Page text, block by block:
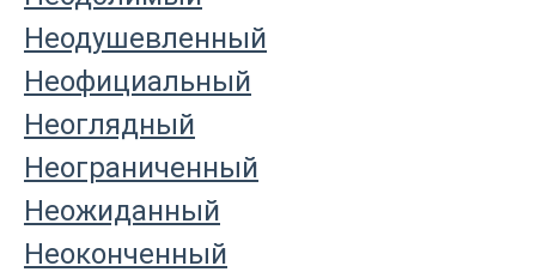
Неодушевленный
Неофициальный
Неоглядный
Неограниченный
Неожиданный
Неоконченный